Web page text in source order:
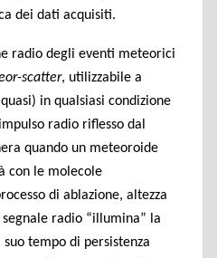
dei dati acquisiti.
radio degli eventi meteorici
scatter, utilizzabile a
in qualsiasi condizione
radio riflesso dal
quando un meteoroide
con le molecole
di ablazione, altezza
radio “illumina” la
tempo di persistenza